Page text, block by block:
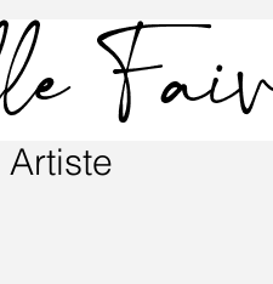
Artiste